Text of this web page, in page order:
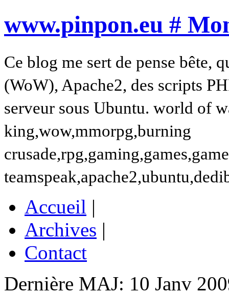
www.pinpon.eu #
Ce blog me sert de pense bête,
(WoW), Apache2, des scripts
serveur sous Ubuntu. world of
king,wow,mmorpg,burning
Accueil |
Archives |
Contact
Dernière MAJ: 10 Janv